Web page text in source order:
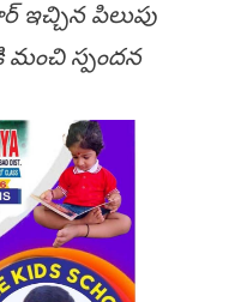
ఇచ్చిన పిలుపు
మంచి స్పందన